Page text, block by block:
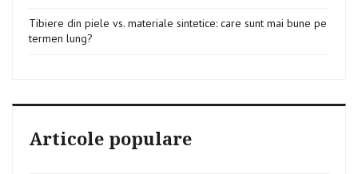
Tibiere din piele vs. materiale sintetice: care sunt mai bune pe
termen lung?
Articole populare